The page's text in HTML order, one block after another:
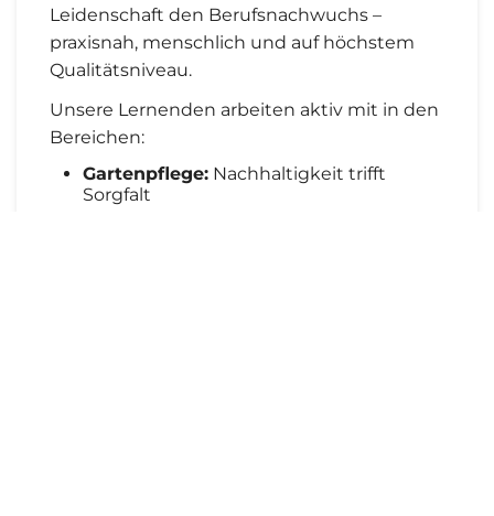
Leidenschaft den Berufsnachwuchs –
praxisnah, menschlich und auf höchstem
Qualitätsniveau.
Unsere Lernenden arbeiten aktiv mit in den
Bereichen:
Gartenpflege: Nachhaltigkeit trifft
Sorgfalt